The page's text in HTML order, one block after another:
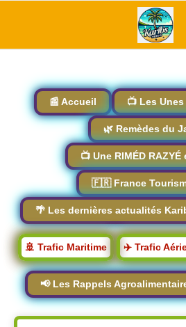
📰 Accueil 📺 Les
🌿 Remèdes du
📺 Une RIMÉD RAZYÉ
🇫🇷 France
🌴 Les dernières actualités
🚢 Trafic Maritime ✈️ Trafic
📢 Les Rappels